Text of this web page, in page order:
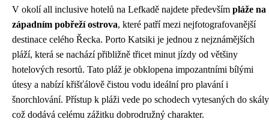
V okolí all inclusive hotelů na Lefkadě najdete především pláže na
západním pobřeží ostrova, které patří mezi nejfotografovanější
destinace celého Řecka. Porto Katsiki je jednou z nejznámějších
pláží, která se nachází přibližně třicet minut jízdy od většiny
hotelových resortů. Tato pláž je obklopena impozantními bílými
útesy a nabízí křišťálově čistou vodu ideální pro plavání i
šnorchlování. Přístup k pláži vede po schodech vytesaných do
což dodává celému zážitku dobrodružný charakter.